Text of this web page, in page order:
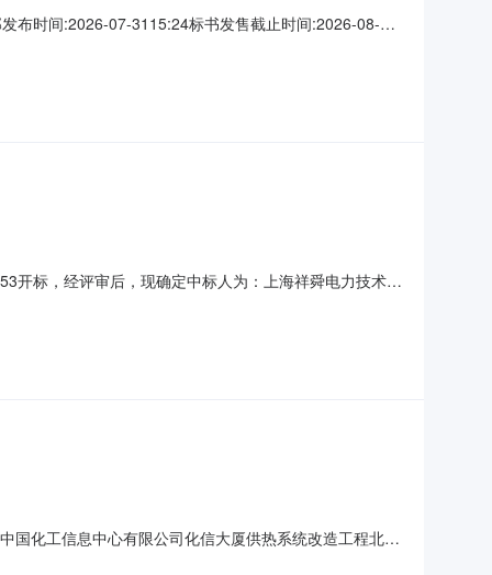
布时间:2026-07-3115:24标书发售截止时间:2026-08-
开标，经评审后，现确定中标人为：上海祥舜电力技术服
化工信息中心有限公司化信大厦供热系统改造工程北京